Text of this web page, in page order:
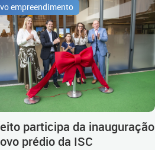
empreendimento
participa da inauguração
prédio da ISC